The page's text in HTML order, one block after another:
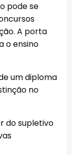
pode se
A porta
o ensino
um diploma
no
do supletivo